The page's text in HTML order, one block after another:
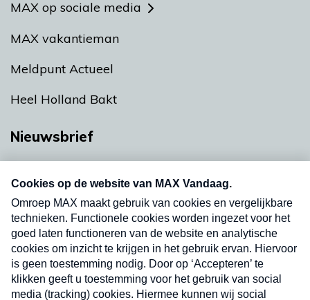
MAX op sociale media
MAX vakantieman
Meldpunt Actueel
Heel Holland Bakt
Nieuwsbrief
nieuwsbrief. Elke vrijdag- en dinsdagochtend in
uw mailbox.
Verzend